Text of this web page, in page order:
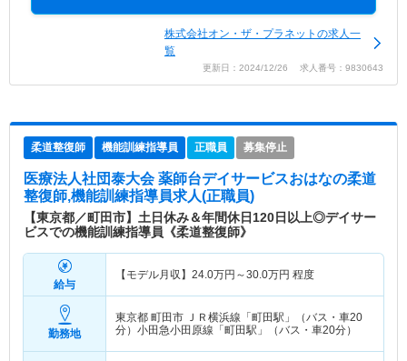
株式会社オン・ザ・プラネットの求人一
覧
更新日：2024/12/26 求人番号：9830643
柔道整復師 機能訓練指導員 正職員 募集停止
医療法人社団泰大会 薬師台デイサービスおはなの柔道
整復師,機能訓練指導員求人(正職員)
【東京都／町田市】土日休み＆年間休日120日以上◎デイサー
ビスでの機能訓練指導員《柔道整復師》
給与
【モデル月収】 24.0万円～30.0万円 程度
勤務地
東京都 町田市 ＪＲ横浜線「町田駅」（バス・車20
分）小田急小田原線「町田駅」（バス・車20分）